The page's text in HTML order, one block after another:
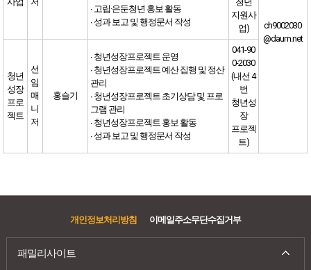
∙ 고립·은둔청년 홍보 활동
∙ 성과 보고 및 행정문서 작성
지원사
업)
ch9002030
@daum.net
청년
성장
프로
젝트
선
임
매
니
저
홍슬기
∙ 청년성장프로젝트 운영
∙ 청년성장프로젝트 예산 집행 및 정산
관리
∙ 청년성장프로젝트 초기상담 및 프로
그램 관리
∙ 청년성장프로젝트 홍보 활동
∙ 성과 보고 및 행정문서 작성
041-90
0-2030
(내선 4
번
청년성
장
프로젝
트)
개인정보처리방침 이메일주소무단수집거부
패밀리사이트